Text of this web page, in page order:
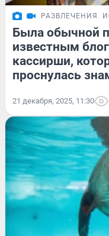
РАЗВЛЕЧЕНИЯ
Была обычной
известным
кассирши,
проснулась
21 декабря, 2025, 11:30